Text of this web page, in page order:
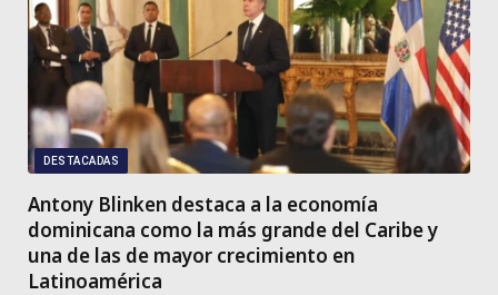
DESTACADAS
Antony Blinken destaca a la economía
dominicana como la más grande del Caribe y
una de las de mayor crecimiento en
Latinoamérica